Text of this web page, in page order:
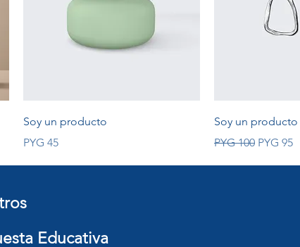
Soy un producto
Price
PYG 45
Soy un producto
Regular Price
PYG 100 Sale Price
PYG 95
Educativa